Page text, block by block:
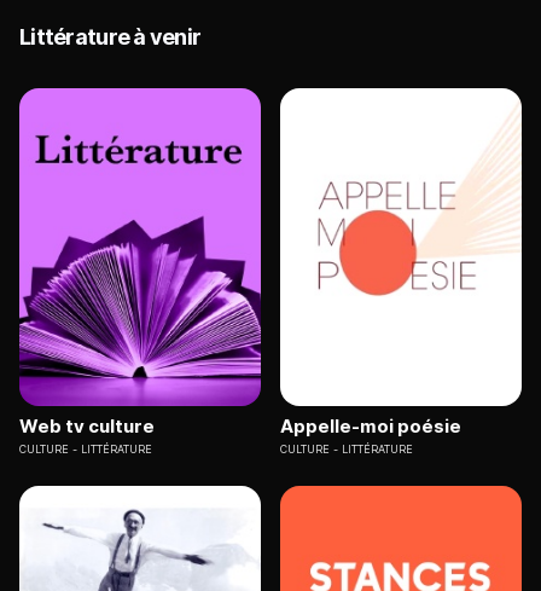
Littérature à venir
Web tv culture
CULTURE LITTÉRATURE
Appelle-moi poésie
CULTURE LITTÉRATURE